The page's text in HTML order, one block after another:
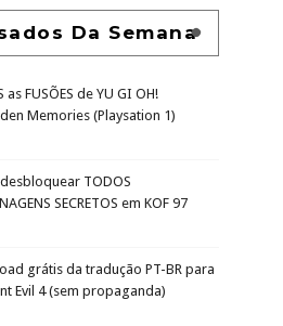
Da Semana
as FUSÕES de YU GI OH!
Memories (Playsation 1)
TODOS
SECRETOS em KOF 97
grátis da tradução PT-BR para
Evil 4 (sem propaganda)